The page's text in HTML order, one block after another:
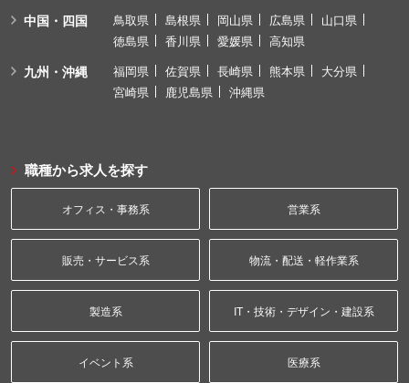
中国・四国 鳥取県 島根県 岡山県 広島県
山口県
徳島県
香川県 愛媛県 高知県
九州・沖縄 福岡県 佐賀県 長崎県 熊本県
大分県
宮崎県
鹿児島県 沖縄県
職種から求人を探す
オフィス・事務系 営業系
販売・サービス系 物流・配送・軽作業系
製造系 IT・技術・デザイン・建設系
イベント系 医療系